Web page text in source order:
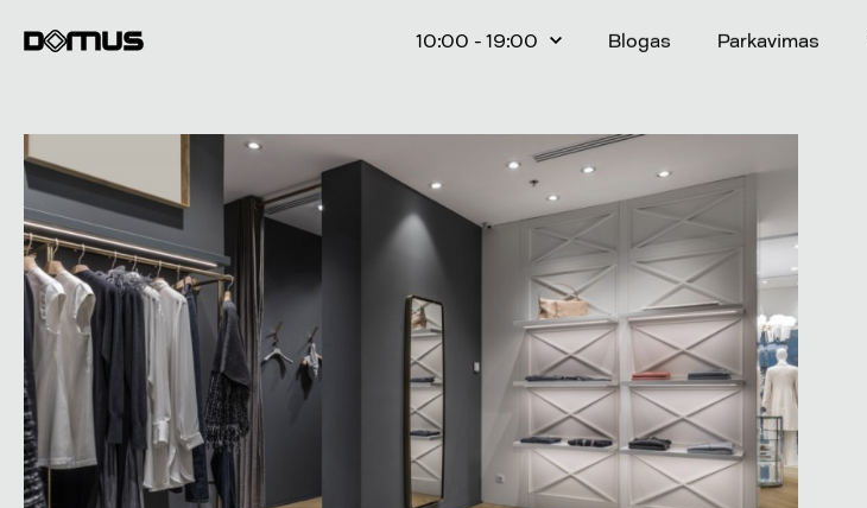
10:00 - 19:00 Blogas Parkavimas